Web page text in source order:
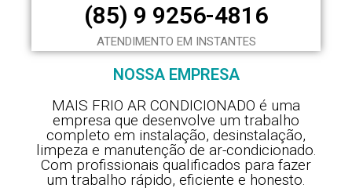
(85) 9 9256-4816
ATENDIMENTO EM INSTANTES
NOSSA EMPRESA
MAIS FRIO AR CONDICIONADO é uma
empresa que desenvolve um trabalho
completo em instalação, desinstalação,
limpeza e manutenção de ar-condicionado.
Com profissionais qualificados para fazer
um trabalho rápido, eficiente e honesto.